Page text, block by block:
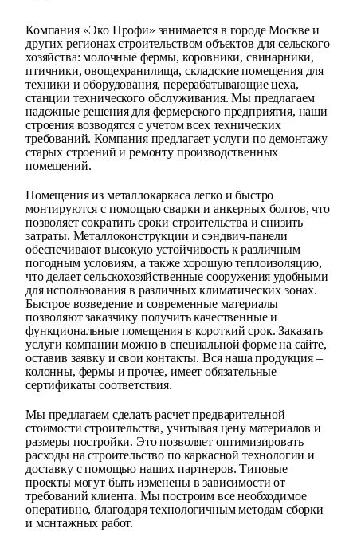
Компания «Эко Профи» занимается в городе Москве и
других регионах строительством объектов для сельского
хозяйства: молочные фермы, коровники, свинарники,
птичники, овощехранилища, складские помещения для
техники и оборудования, перерабатывающие цеха,
станции технического обслуживания. Мы предлагаем
надежные решения для фермерского предприятия, наши
строения возводятся с учетом всех технических
требований. Компания предлагает услуги по демонтажу
старых строений и ремонту производственных
помещений.
Помещения из металлокаркаса легко и быстро
монтируются с помощью сварки и анкерных болтов, что
позволяет сократить сроки строительства и снизить
затраты. Металлоконструкции и сэндвич-панели
обеспечивают высокую устойчивость к различным
погодным условиям, а также хорошую теплоизоляцию,
что делает сельскохозяйственные сооружения удобными
для использования в различных климатических зонах.
Быстрое возведение и современные материалы
позволяют заказчику получить качественные и
функциональные помещения в короткий срок. Заказать
услуги компании можно в специальной форме на сайте,
оставив заявку и свои контакты. Вся наша продукция –
колонны, фермы и прочее, имеет обязательные
сертификаты соответствия.
Мы предлагаем сделать расчет предварительной
стоимости строительства, учитывая цену материалов и
размеры постройки. Это позволяет оптимизировать
расходы на строительство по каркасной технологии и
доставку с помощью наших партнеров. Типовые
проекты могут быть изменены в зависимости от
требований клиента. Мы построим все необходимое
оперативно, благодаря технологичным методам сборки
и монтажных работ.